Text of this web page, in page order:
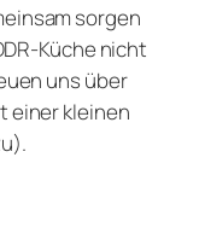
sorgen
Küche nicht
uns über
einer kleinen